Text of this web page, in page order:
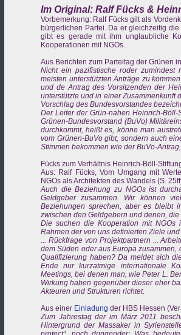
Im Original: Ralf Fücks &
Vorbemerkung: Ralf Fücks gilt als
bürgerlichen Partei. Da er gleichzeitig
gibt es gerade mit ihm unglaubliche
Kooperationen mit NGOs.
Aus Berichten zum Parteitag der Grünen
Nicht ein pazifistische roder
meisten unterstützten Anträge zu
und de Antrag des Vorsitzenden der
unterstützte und in einer Zusammenkunft
Vorschlag des Bundesvorstandes
Der Leiter der Grün-nahen Heinrich-
Grünen-Bundesvorstand (BuVo)
durchkommt, heißt es, könne man
vom Grünen-BuVo gibt, sondern auch
Stimmen bekommen wie der BuVo-
Fücks zum Verhältnis Heinrich-Böll-
Aus: Ralf Fücks, Vom Umgang mit
NGOs als Architekten des Wandels (S.
Auch die Beziehung zu NGOs ist
Geldgeber zusammen. Wir können
Beziehungen sprechen, aber es bleibt
zwischen den Geldgebern und denen,
Die suchen die Kooperation mit
Rahmen der von uns definierten Ziele und
... Rückfrage von Projektpartnern ...
dem Süden oder aus Europa
Qualifizierung haben? Da meldet sich
Ende nur kurzatmige internationale
Meetings, bei denen man, wie Peter L.
Wirkung haben gegenüber dieser eher
Akteuren und Strukturen richtet.
Aus einer Einladung der HBS Hessen
Zum Jahrestag der im März 2011
Hintergrund der Massaker in